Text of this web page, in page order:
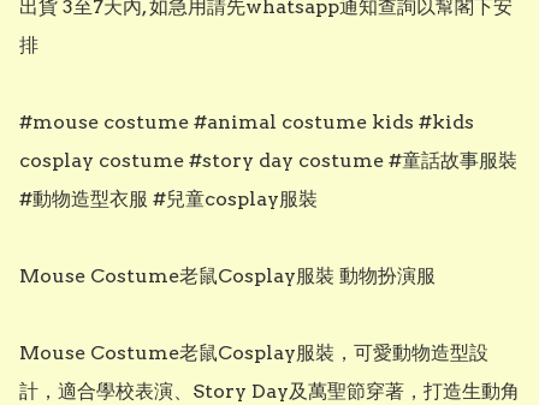
出貨 3至7天內, 如急用請先whatsapp通知查詢以幫閣下安
排
#mouse costume #animal costume kids #kids
cosplay costume #story day costume #童話故事服裝
#動物造型衣服 #兒童cosplay服裝
Mouse Costume老鼠Cosplay服裝 動物扮演服
Mouse Costume老鼠Cosplay服裝，可愛動物造型設
計，適合學校表演、Story Day及萬聖節穿著，打造生動角